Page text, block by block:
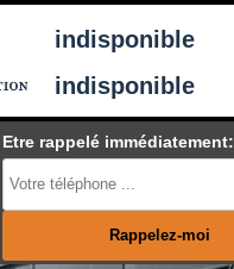
indisponible
indisponible
Etre rappelé immédiatement: